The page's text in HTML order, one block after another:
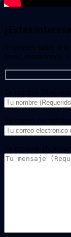
¿Estas
Si quieres saber si
favor, contáctanos.
Tu nombre
Tu correo
Tu mensaje